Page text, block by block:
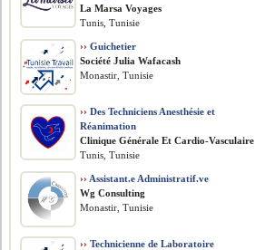
La Marsa Voyages
Tunis, Tunisie
›› Guichetier
Société Julia Wafacash
Monastir, Tunisie
›› Des Techniciens Anesthésie et
Réanimation
Clinique Générale Et Cardio-Vasculaire
Tunis, Tunisie
›› Assistant.e Administratif.ve
Wg Consulting
Monastir, Tunisie
›› Technicienne de Laboratoire